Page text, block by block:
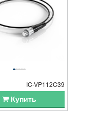
IC-VP112C39
Купить